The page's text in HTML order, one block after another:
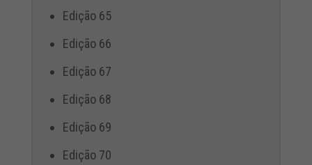
Edição 65
Edição 66
Edição 67
Edição 68
Edição 69
Edição 70